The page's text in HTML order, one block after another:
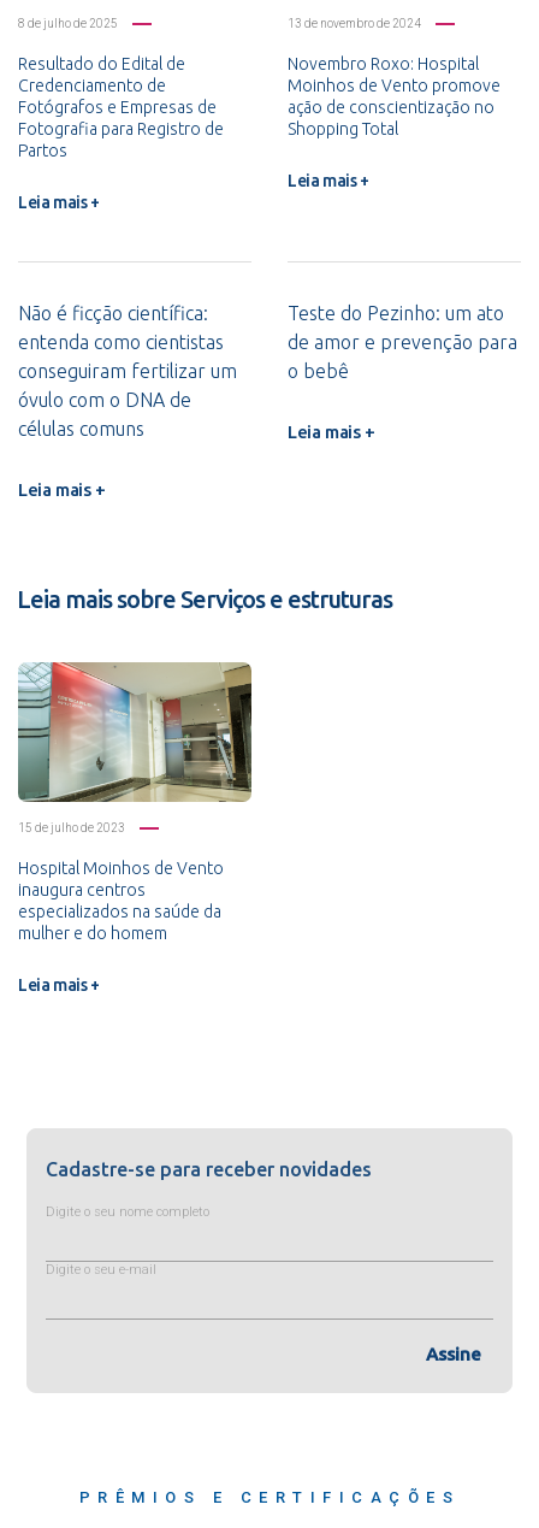
8 de julho de 2025
Resultado do Edital de
Credenciamento de
Fotógrafos e Empresas de
Fotografia para Registro de
Partos
Leia mais +
13 de novembro de 2024
Novembro Roxo: Hospital
Moinhos de Vento promove
ação de conscientização no
Shopping Total
Leia mais +
Não é ficção científica:
entenda como cientistas
conseguiram fertilizar um
óvulo com o DNA de
células comuns
Leia mais +
Teste do Pezinho: um ato
de amor e prevenção para
o bebê
Leia mais +
Leia mais sobre Serviços e estruturas
15 de julho de 2023
Hospital Moinhos de Vento
inaugura centros
especializados na saúde da
mulher e do homem
Leia mais +
Cadastre-se para receber novidades
Digite o seu nome completo
Digite o seu e-mail
Assine
PRÊMIOS E CERTIFICAÇÕES